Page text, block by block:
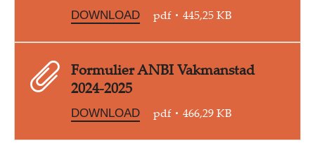
DOWNLOAD pdf 445,25 KB
Formulier ANBI Vakmanstad
2024-2025
DOWNLOAD pdf 466,29 KB